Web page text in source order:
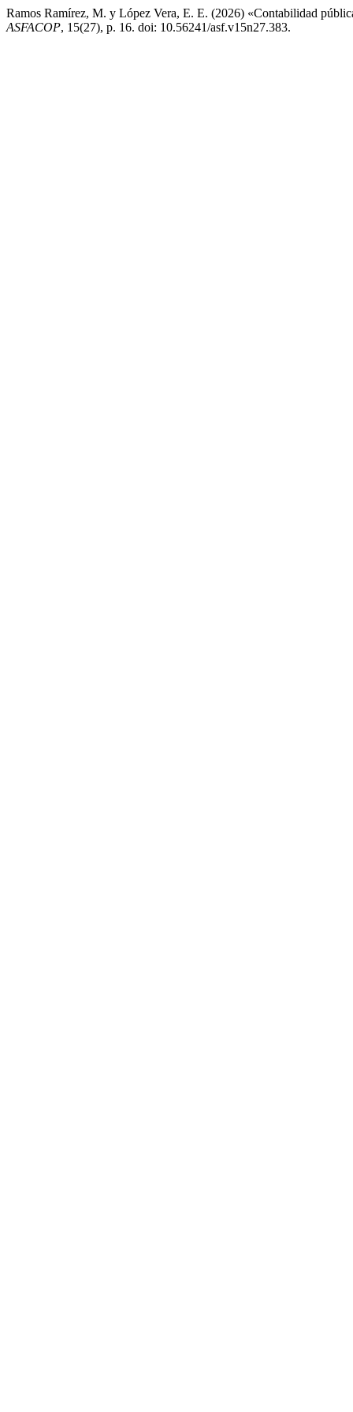
Ramos Ramírez, M. y López Vera, E. E. (2026) «Contabilidad
ASFACOP, 15(27), p. 16. doi: 10.56241/asf.v15n27.383.